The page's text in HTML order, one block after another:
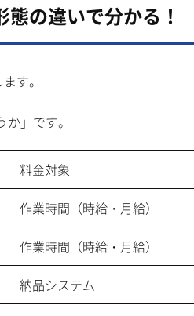
の違いで分かる！
す。
」です。
料金対象
作業時間（時給・月給）
作業時間（時給・月給）
納品システム